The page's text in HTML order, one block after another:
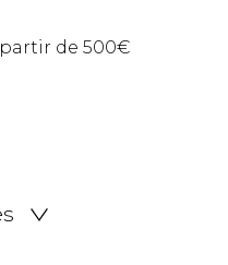
de 500€